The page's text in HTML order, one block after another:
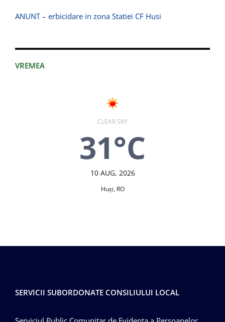
ANUNT – erbicidare in zona Statiei CF Husi
VREMEA
CLEAR SKY
31°C
10 AUG, 2026
Huşi, RO
SERVICII SUBORDONATE CONSILIULUI LOCAL